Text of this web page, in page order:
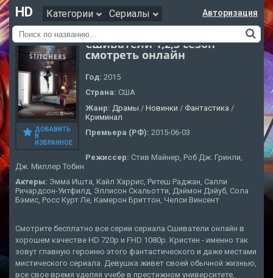
HD Категории Сериалы Авторизация
ДОБАВИТЬ
В
ИЗБРАННОЕ
Сшиватели 1,2,3 сезон
смотреть онлайн
Год: 2015
Страна: США
Жанр: Драмы / Новинки / Фантастика /
Криминал
Премьера (РФ): 2015-06-03
Режиссер: Стив Майнер, Роб Дж. Гринли,
Дж. Миллер Тобин
Актеры: Эмма Ишта, Кайл Харрис, Ритеш Раджан, Салли
Ричардсон-Уитфилд, Эллисон Скальотти, Дэймон Дэйуб, Сола
Бэмис, Росс Курт Ле, Камерон Бриттон, Челси Винсент
Смотрите бесплатно все серии сериала Сшиватели онлайн в
хорошем качестве HD 720p и FHD 1080p. Кристен - именно так
зовут главную героиню этого фантастического и даже местами
мистического сериала. Девушка живет своей обычной жизнью,
все свое время уделяя учебе в престижном университете,